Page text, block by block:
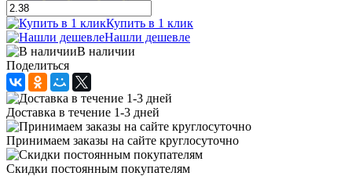
Купить в 1 клик
Нашли дешевле
В наличии
Поделиться
Доставка в течение 1-3 дней
Принимаем заказы на сайте круглосуточно
Скидки постоянным покупателям